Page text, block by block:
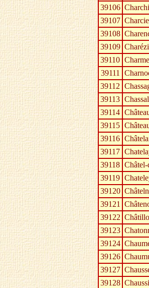
39106
39107
39108
39109
39110
39111
39112
39113 Chassal
39114
39115
39116
39117
39118 Châtel-
39119
39120
39121
39122
39123
39124
39126
39127
39128